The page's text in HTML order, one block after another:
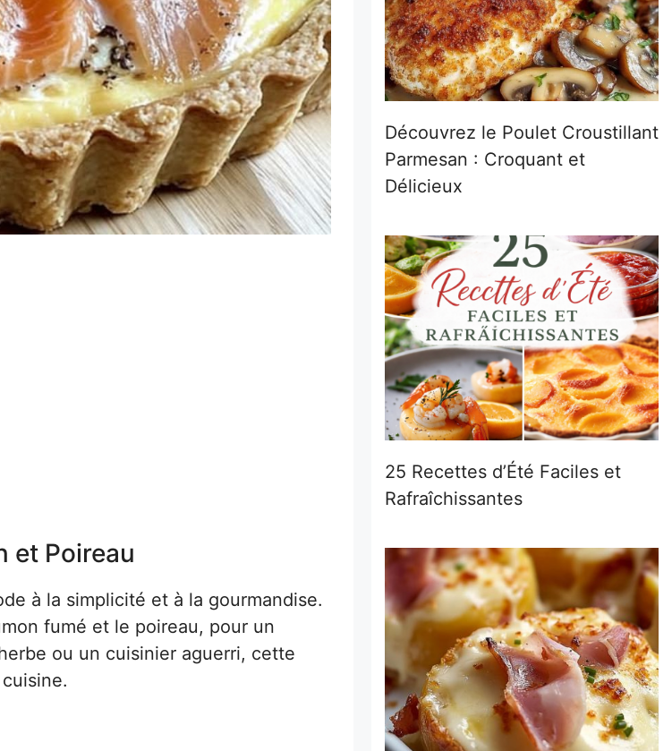
et Poireau
à la simplicité et à la gourmandise.
fumé et le poireau, pour un
ou un cuisinier aguerri, cette
Découvrez le Poulet Croustillant
Parmesan : Croquant et
Délicieux
25 Recettes d’Été Faciles et
Rafraîchissantes